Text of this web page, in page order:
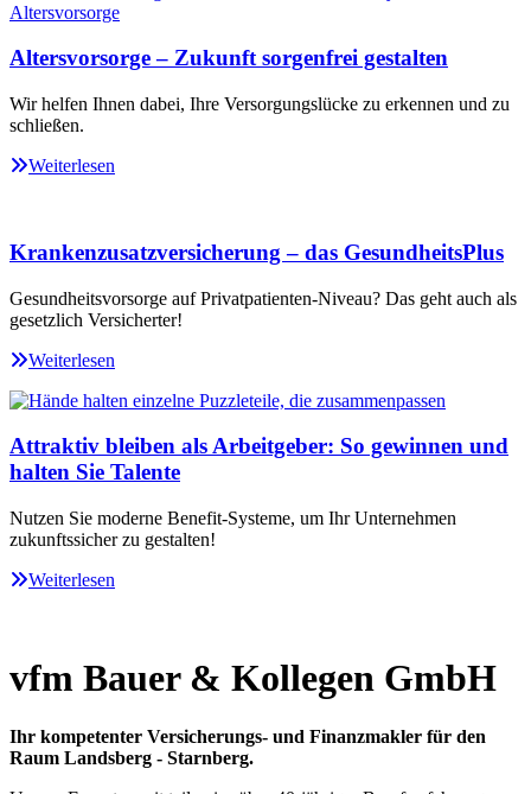
Altersvorsorge – Zukunft sorgenfrei gestalten
Wir helfen Ihnen dabei, Ihre Versorgungslücke zu erkennen und zu
schließen.
Weiterlesen
Krankenzusatzversicherung – das GesundheitsPlus
Gesundheitsvorsorge auf Privatpatienten-Niveau? Das geht auch als
gesetzlich Versicherter!
Weiterlesen
Attraktiv bleiben als Arbeitgeber: So gewinnen und
halten Sie Talente
Nutzen Sie moderne Benefit-Systeme, um Ihr Unternehmen
zukunftssicher zu gestalten!
Weiterlesen
vfm Bauer & Kollegen GmbH
Ihr kompetenter Versicherungs- und Finanzmakler für den
Raum Landsberg - Starnberg.